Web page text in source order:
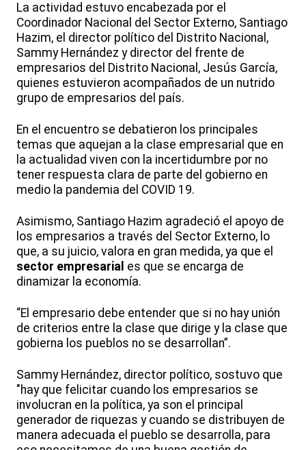
La actividad estuvo encabezada por el
Coordinador Nacional del Sector Externo, Santiago
Hazim, el director político del Distrito Nacional,
Sammy Hernández y director del frente de
empresarios del Distrito Nacional, Jesús García,
quienes estuvieron acompañados de un nutrido
grupo de empresarios del país.
En el encuentro se debatieron los principales
temas que aquejan a la clase empresarial que en
la actualidad viven con la incertidumbre por no
tener respuesta clara de parte del gobierno en
medio la pandemia del COVID 19.
Asimismo, Santiago Hazim agradeció el apoyo de
los empresarios a través del Sector Externo, lo
que, a su juicio, valora en gran medida, ya que el
sector empresarial es que se encarga de
dinamizar la economía.
“El empresario debe entender que si no hay unión
de criterios entre la clase que dirige y la clase que
gobierna los pueblos no se desarrollan”.
Sammy Hernández, director político, sostuvo que
"hay que felicitar cuando los empresarios se
involucran en la política, ya son el principal
generador de riquezas y cuando se distribuyen de
manera adecuada el pueblo se desarrolla, para